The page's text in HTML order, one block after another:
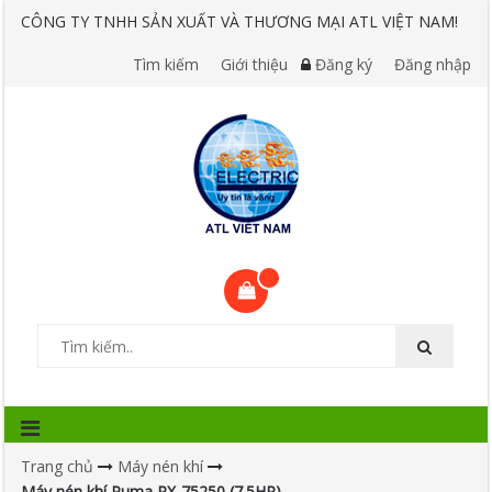
CÔNG TY TNHH SẢN XUẤT VÀ THƯƠNG MẠI ATL VIỆT NAM!
Tìm kiếm Giới thiệu Đăng ký Đăng nhập
Trang chủ
Máy nén khí